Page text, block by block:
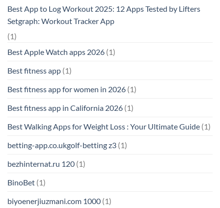
Best App to Log Workout 2025: 12 Apps Tested by Lifters
Setgraph: Workout Tracker App
(1)
Best Apple Watch apps 2026 (1)
Best fitness app (1)
Best fitness app for women in 2026 (1)
Best fitness app in California 2026 (1)
Best Walking Apps for Weight Loss : Your Ultimate Guide (1)
betting-app.co.ukgolf-betting z3 (1)
bezhinternat.ru 120 (1)
BinoBet (1)
biyoenerjiuzmani.com 1000 (1)